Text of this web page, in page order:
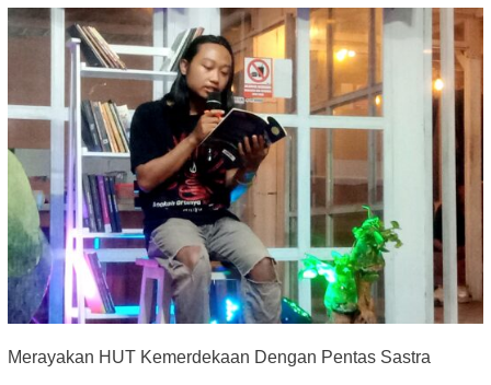
Merayakan HUT Kemerdekaan Dengan Pentas Sastra